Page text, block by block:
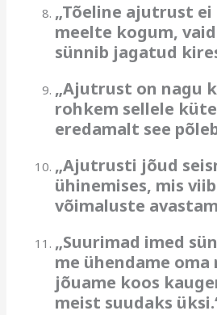
„Tõeline ajutrust
meelte kogum,
sünnib jagatud
„Ajutrust on nagu
rohkem sellele
eredamalt see
„Ajutrusti jõud
ühinemises, mis
võimaluste
„Suurimad imed
me ühendame
jõuame koos
meist suudaks